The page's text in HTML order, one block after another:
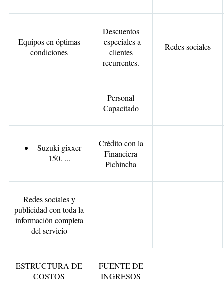
Equipos en óptimas
condiciones
Descuentos
especiales a
clientes
recurrentes.
Redes sociales
Personal
Capacitado
Suzuki gixxer
150. ...
Crédito con la
Financiera
Pichincha
Redes sociales y
publicidad con toda la
información completa
del servicio
ESTRUCTURA DE
COSTOS
FUENTE DE
INGRESOS